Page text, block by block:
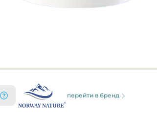
перейти в бренд